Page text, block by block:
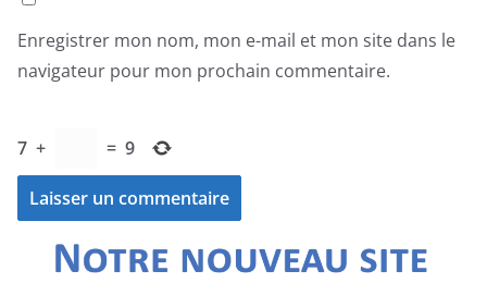
Enregistrer mon nom, mon e-mail et mon site dans le
navigateur pour mon prochain commentaire.
7 + = 9